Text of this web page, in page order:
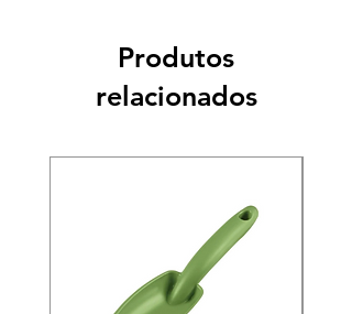
Produtos
relacionados